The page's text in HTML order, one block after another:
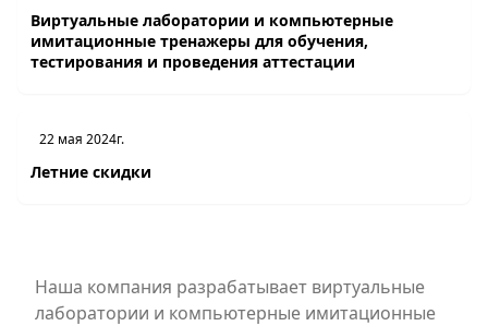
Виртуальные лаборатории и компьютерные
имитационные тренажеры для обучения,
тестирования и проведения аттестации
22 мая 2024г.
Летние скидки
Наша компания разрабатывает виртуальные
лаборатории и компьютерные имитационные